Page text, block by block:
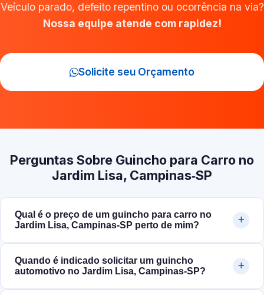
Veículo parado, defeito repentino ou ocorrência na via?
Nossa equipe atende com rapidez!
Solicite seu Orçamento
Perguntas Sobre Guincho para Carro no
Jardim Lisa, Campinas‑SP
Qual é o preço de um guincho para carro no
Jardim Lisa, Campinas‑SP perto de mim?
Quando é indicado solicitar um guincho
automotivo no Jardim Lisa, Campinas‑SP?